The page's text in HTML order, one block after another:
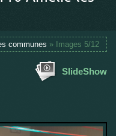
communes » Images 5/12
SlideShow